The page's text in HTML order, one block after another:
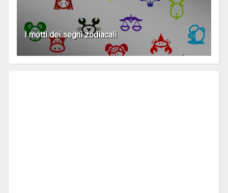
I motti dei segni zodiacali